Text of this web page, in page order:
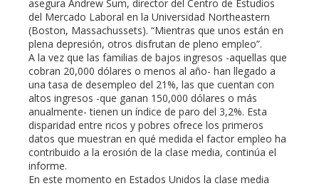
asegura Andrew Sum, director del Centro de Estudios
del Mercado Laboral en la Universidad Northeastern
(Boston, Massachussets). “Mientras que unos están en
plena depresión, otros disfrutan de pleno empleo”.
A la vez que las familias de bajos ingresos -aquellas que
cobran 20,000 dólares o menos al año- han llegado a
una tasa de desempleo del 21%, las que cuentan con
altos ingresos -que ganan 150,000 dólares o más
anualmente- tienen un índice de paro del 3,2%. Esta
disparidad entre ricos y pobres ofrece los primeros
datos que muestran en qué medida el factor empleo ha
contribuido a la erosión de la clase media, continúa el
informe.
En este momento en Estados Unidos la clase media